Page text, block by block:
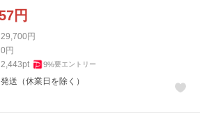
円
29,700円
0円
2,443pt 9%要エントリー
送（休業日を除く）